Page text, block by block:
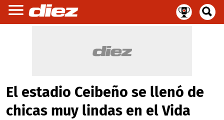
El estadio Ceibeño se llenó de
chicas muy lindas en el Vida